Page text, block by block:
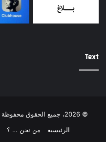
Text
© 2026، جميع الحقوق محفوظة |
الرئيسية
من نحن … ؟